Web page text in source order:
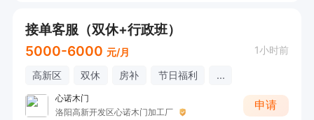
接单客服（双休+行政班）
5000-6000 元/月 1小时前
高新区 双休 房补 节日福利 ...
心诺木门
洛阳高新开发区心诺木门加工厂
申请